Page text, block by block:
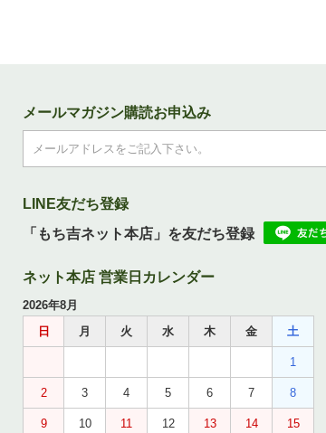
メールマガジン購読お申込み
LINE友だち登録
「もち吉ネット本店」を友だち登録
ネット本店 営業日カレンダー
2026年8月
日
月 火 水 木 金 土
1
2 3 4 5 6 7 8
9 10 11 12 13 14 15